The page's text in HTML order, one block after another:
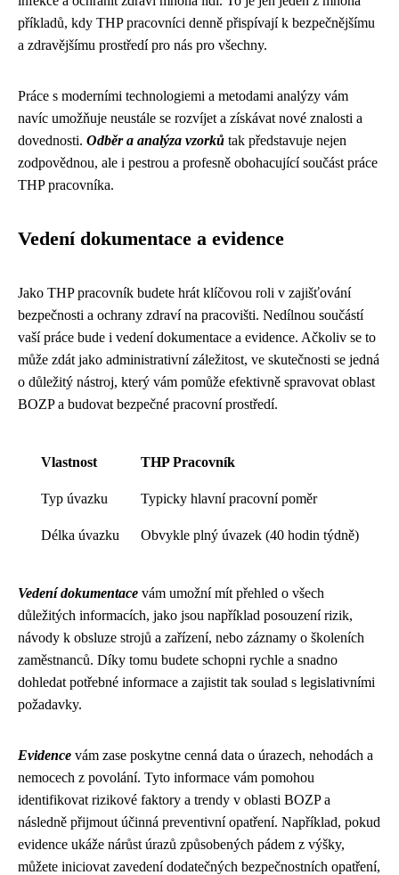
příkladů, kdy THP pracovníci denně přispívají k bezpečnějšímu
a zdravějšímu prostředí pro nás pro všechny.
Práce s moderními technologiemi a metodami analýzy vám
navíc umožňuje neustále se rozvíjet a získávat nové znalosti a
dovednosti. Odběr a analýza vzorků tak představuje nejen
zodpovědnou, ale i pestrou a profesně obohacující součást práce
THP pracovníka.
Vedení dokumentace a evidence
Jako THP pracovník budete hrát klíčovou roli v zajišťování
bezpečnosti a ochrany zdraví na pracovišti. Nedílnou součástí
vaší práce bude i vedení dokumentace a evidence. Ačkoliv se to
může zdát jako administrativní záležitost, ve skutečnosti se jedná
o důležitý nástroj, který vám pomůže efektivně spravovat oblast
BOZP a budovat bezpečné pracovní prostředí.
Vlastnost THP Pracovník
Typ úvazku Typicky hlavní pracovní poměr
Délka úvazku Obvykle plný úvazek (40 hodin týdně)
Vedení dokumentace vám umožní mít přehled o všech
důležitých informacích, jako jsou například posouzení rizik,
návody k obsluze strojů a zařízení, nebo záznamy o školeních
zaměstnanců. Díky tomu budete schopni rychle a snadno
dohledat potřebné informace a zajistit tak soulad s legislativními
požadavky.
Evidence vám zase poskytne cenná data o úrazech, nehodách a
nemocech z povolání. Tyto informace vám pomohou
identifikovat rizikové faktory a trendy v oblasti BOZP a
následně přijmout účinná preventivní opatření. Například, pokud
evidence ukáže nárůst úrazů způsobených pádem z výšky,
můžete iniciovat zavedení dodatečných bezpečnostních opatření,